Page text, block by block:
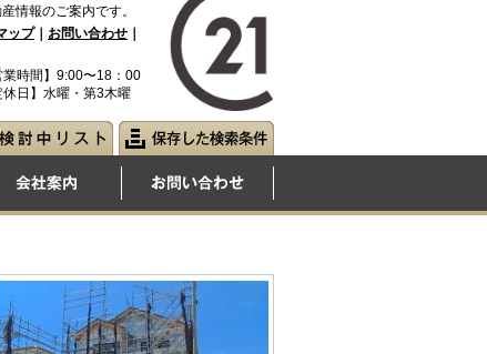
情報のご案内です。
ップ｜ お問い合わせ
業時間】9:00〜18：00
休日】水曜・第3木曜